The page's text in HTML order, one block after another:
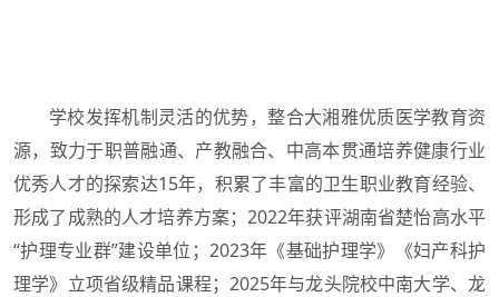
学校发挥机制灵活的优势，整合大湘雅优质医学教育资
源，致力于职普融通、产教融合、中高本贯通培养健康行业
优秀人才的探索达15年，积累了丰富的卫生职业教育经验、
形成了成熟的人才培养方案；2022年获评湖南省楚怡高水平
“护理专业群”建设单位；2023年《基础护理学》《妇产科护
理学》立项省级精品课程；2025年与龙头院校中南大学、龙